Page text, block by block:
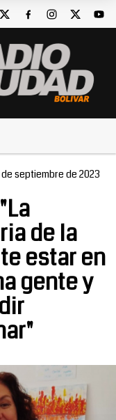
de septiembre de 2023
de la
estar en
gente y